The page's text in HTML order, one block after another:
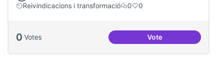
Reivindicacions i transformació
0 0
0 Votes VoteEscletxa digital i